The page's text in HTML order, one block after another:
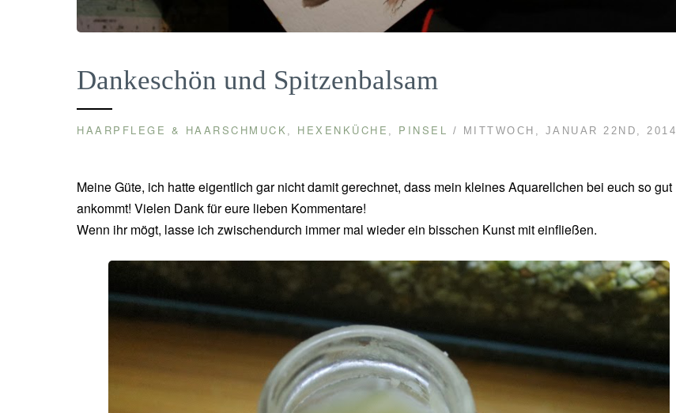
Dankeschön und Spitzenbalsam
HAARPFLEGE & HAARSCHMUCK HEXENKÜCHE PINSEL / MITTWOCH, JANUAR 22ND, 2014
Meine Güte, ich hatte eigentlich gar nicht damit gerechnet, dass mein kleines Aquarellchen bei euch so gut
ankommt! Vielen Dank für eure lieben Kommentare!
Wenn ihr mögt, lasse ich zwischendurch immer mal wieder ein bisschen Kunst mit einfließen.